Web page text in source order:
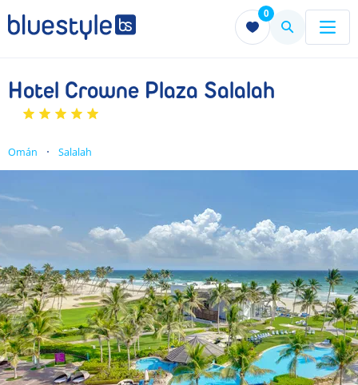
0
Menu Menu
Hotel Crowne Plaza Salalah
Omán Salalah